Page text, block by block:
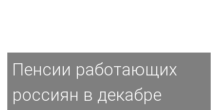
Пенсии работающих
россиян в декабре